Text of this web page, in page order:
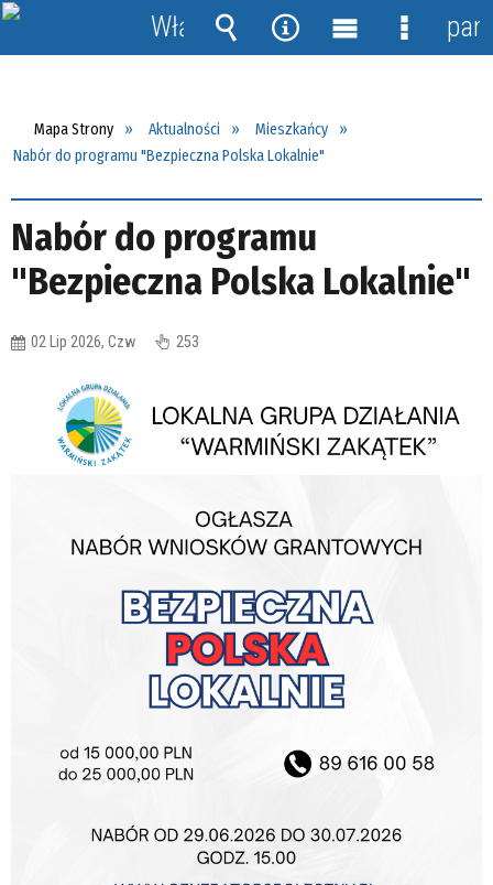
Mapa Strony Aktualności
Mieszkańcy
Nabór do programu "Bezpieczna Polska Lokalnie"
Nabór do programu
"Bezpieczna Polska Lokalnie"
02 Lip 2026, Czw 253
Włącz
powiadomienia
Wyszukiwarka
Narzędzia
MenuMenu